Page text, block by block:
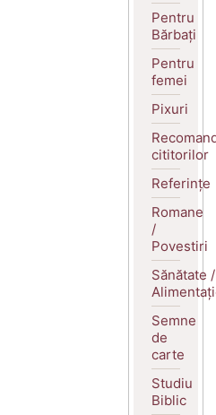
Pentru
Bărbați
Pentru
femei
Pixuri
cititorilor
Referințe
Romane
/
Povestiri
Sănătate /
Semne
de
carte
Studiu
Biblic